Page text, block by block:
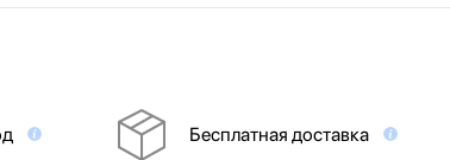
Бесплатная доставка